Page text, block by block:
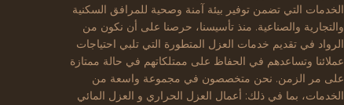
الخدمات التي تضمن توفير بيئة آمنة وصحية للمرافق السكنية
والتجارية والصناعية. منذ تأسيسنا، حرصنا على أن نكون من
الرواد في تقديم خدمات العزل المتطورة التي تلبي احتياجات
عملائنا وتساعدهم في الحفاظ على ممتلكاتهم في حالة ممتازة
على مر الزمن. نحن متخصصون في مجموعة واسعة من
الخدمات، بما في ذلك: أعمال العزل الحراري و العزل المائي